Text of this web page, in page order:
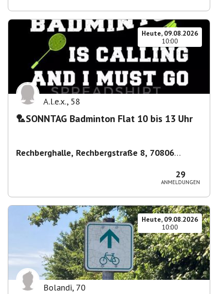
Heute, 09.08.2026
10:00
A.l.e.x., 58
🏸SONNTAG Badminton Flat 10 bis 13 Uhr
Rechberghalle, Rechbergstraße 8, 70806
29
ANMELDUNGEN
Heute, 09.08.2026
10:00
Bolandi, 70